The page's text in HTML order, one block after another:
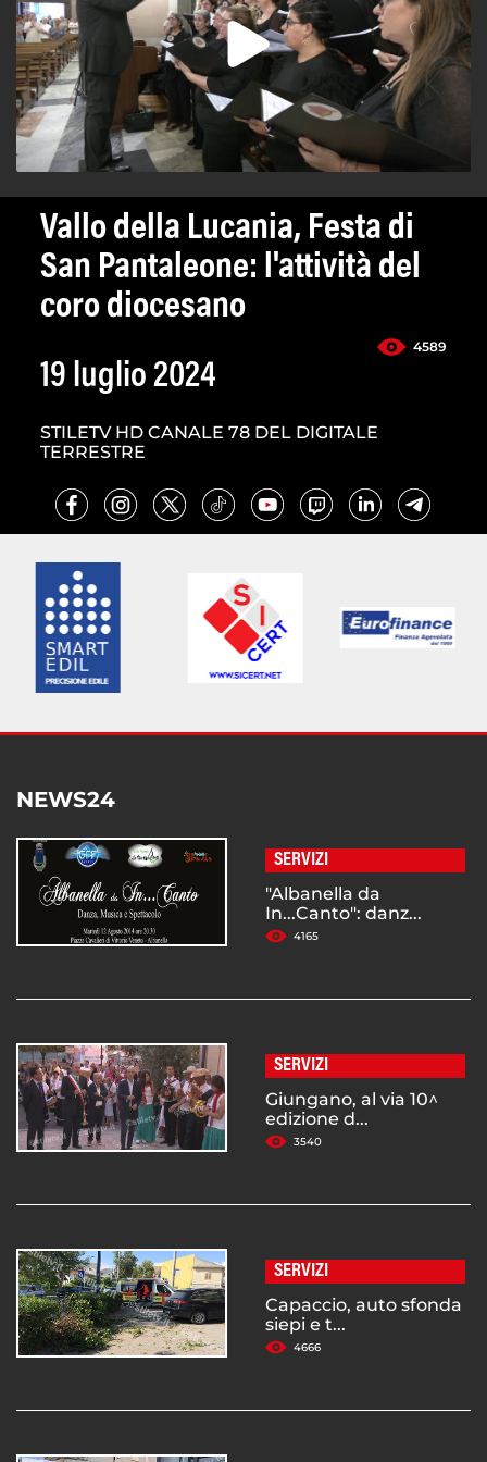
Vallo della Lucania, Festa di
San Pantaleone: l'attività del
coro diocesano
4589
19 luglio 2024
STILETV HD CANALE 78 DEL DIGITALE
TERRESTRE
NEWS24
SERVIZI
"Albanella da
In...Canto": danz...
4165
SERVIZI
Giungano, al via 10^
edizione d...
3540
SERVIZI
Capaccio, auto sfonda
siepi e t...
4666